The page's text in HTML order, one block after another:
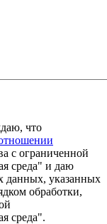
что
с ограниченной
среда" и даю
данных, указанных
обработки,
среда".